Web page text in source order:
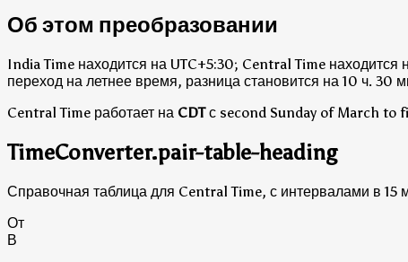
Об этом преобразовании
India Time находится на UTC+5:30; Central Time находится
переход на летнее время, разница становится на 10 ч. 30
Central Time работает на CDTс second Sunday of March to
TimeConverter.pair-table-heading
Справочная таблица для Central Time, с интервалами в 15
От
В